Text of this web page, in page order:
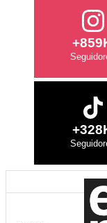
Bosques
Crisis
Océanos